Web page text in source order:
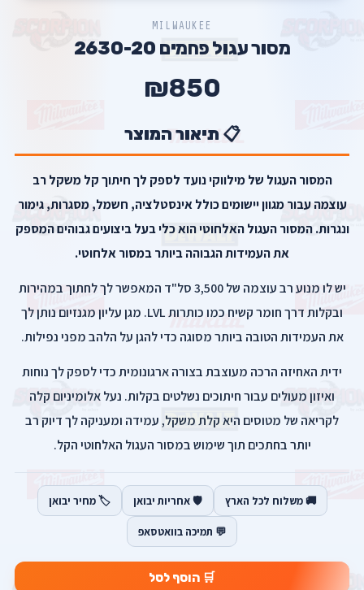
MILWAUKEE
מסור עגול פחמים 2630-20
₪850
📋 תיאור המוצר
המסור העגול של מילווקי נועד לספק לך חיתוך קל משקל רב
עוצמה עבור מגוון יישומים כולל אינסטלציה, חשמל, מסגרות, גימור
ונגרות. המסור העגול האלחוטי הוא כלי בעל ביצועים גבוהים המספק
את העמידות הגבוהה ביותר במסור אלחוטי.
יש לו מנוע רב עוצמה של 3,500 סל"ד המאפשר לך לחתוך במהירות
ובקלות דרך חומר קשיח כמו כותרות LVL. מגן עליון מגנזיום נותן לך
את העמידות הטובה ביותר מסוגה כדי להגן על הלהב מפני נפילות.
ידית האחיזה הרכה מעוצבת בצורה ארגונומית כדי לספק לך נוחות
ואיזון מעולים עבור חיתוכים נשלטים בקלות. נעל אלומיניום קלה
לקריאה של מטוסים היא קלת משקל, עמידה ומעניקה לך דיוק רב
יותר בחתכים תוך שימוש במסור העגול האלחוטי הקל.
🚚 משלוח לכל הארץ 🛡️ אחריות יבואן 🏷️ מחיר יבואן
💬 תמיכה בוואטסאפ
🛒 הוסף לסל